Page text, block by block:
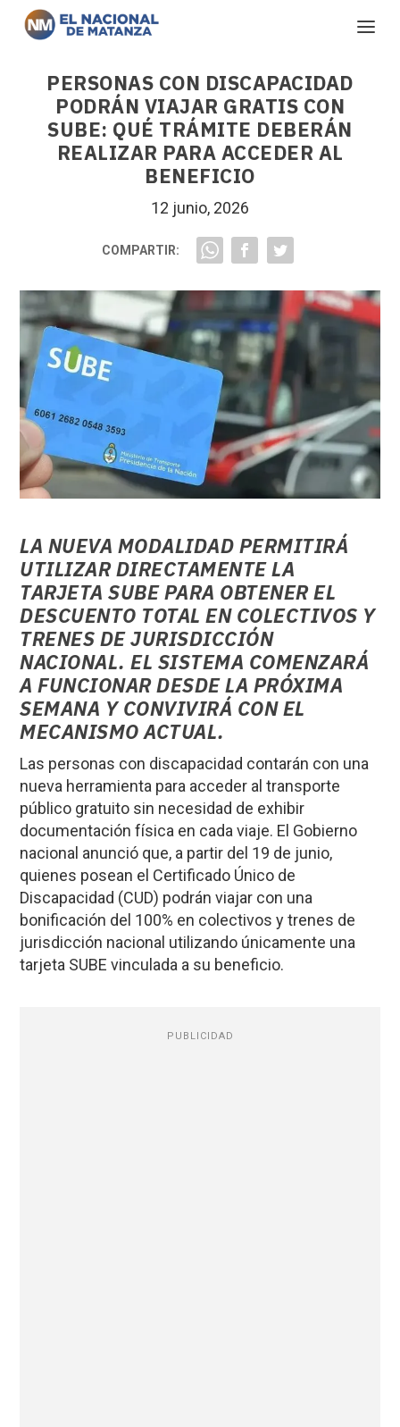
PERSONAS CON DISCAPACIDAD
PODRÁN VIAJAR GRATIS CON
SUBE: QUÉ TRÁMITE DEBERÁN
REALIZAR PARA ACCEDER AL
BENEFICIO
12 junio, 2026
COMPARTIR:
LA NUEVA MODALIDAD PERMITIRÁ
UTILIZAR DIRECTAMENTE LA
TARJETA SUBE PARA OBTENER EL
DESCUENTO TOTAL EN COLECTIVOS Y
TRENES DE JURISDICCIÓN
NACIONAL. EL SISTEMA COMENZARÁ
A FUNCIONAR DESDE LA PRÓXIMA
SEMANA Y CONVIVIRÁ CON EL
MECANISMO ACTUAL.
Las personas con discapacidad contarán con una
nueva herramienta para acceder al transporte
público gratuito sin necesidad de exhibir
documentación física en cada viaje. El Gobierno
nacional anunció que, a partir del 19 de junio,
quienes posean el Certificado Único de
Discapacidad (CUD) podrán viajar con una
bonificación del 100% en colectivos y trenes de
jurisdicción nacional utilizando únicamente una
tarjeta SUBE vinculada a su beneficio.
PUBLICIDAD